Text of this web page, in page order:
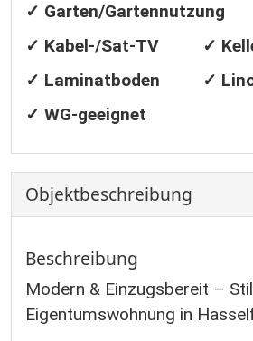
✓ Garten/Gartennutzung
✓ Kabel-/Sat-TV
✓
✓ Laminatboden
✓
✓ WG-geeignet
Objekt­beschreibung
Beschreibung
Modern & Einzugsbereit –
Eigentumswohnung in